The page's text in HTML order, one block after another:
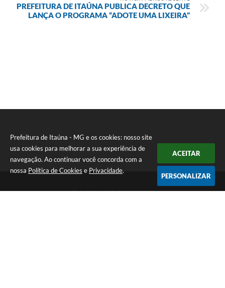
Prefeitura de Itaúna - MG e os cookies: nosso site
usa cookies para melhorar a sua experiência de
navegação. Ao continuar você concorda com a
nossa Política de Cookies e Privacidade.
ACEITAR
PERSONALIZAR
PREFEITURA DE ITAÚNA PUBLICA DECRETO QUE
LANÇA O PROGRAMA “ADOTE UMA LIXEIRA”
Telefone: (37) 3249-9500